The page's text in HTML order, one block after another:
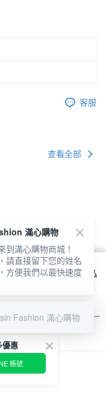
客服
查看全部
方式之詳情，及若您不希
設定，請參閱本網站「
隱私
您同意本公司得按本網站使
優惠
帳號
滿心購物
到滿心購物商城！
請直接留下您的姓名
方便我們以最快速度
Fashion 滿心購物